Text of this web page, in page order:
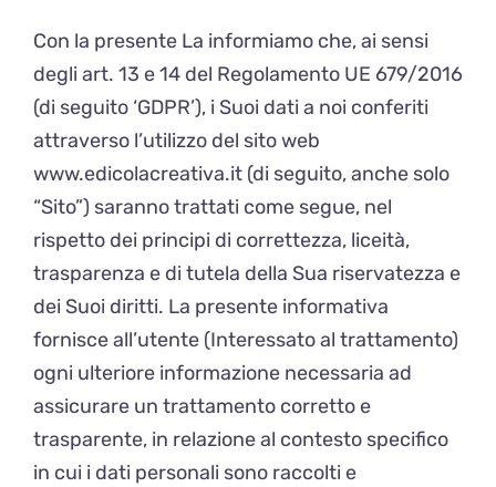
Con la presente La informiamo che, ai sensi
degli art. 13 e 14 del Regolamento UE 679/2016
(di seguito ‘GDPR’), i Suoi dati a noi conferiti
attraverso l’utilizzo del sito web
www.edicolacreativa.it (di seguito, anche solo
“Sito”) saranno trattati come segue, nel
rispetto dei principi di correttezza, liceità,
trasparenza e di tutela della Sua riservatezza e
dei Suoi diritti. La presente informativa
fornisce all’utente (Interessato al trattamento)
ogni ulteriore informazione necessaria ad
assicurare un trattamento corretto e
trasparente, in relazione al contesto specifico
in cui i dati personali sono raccolti e